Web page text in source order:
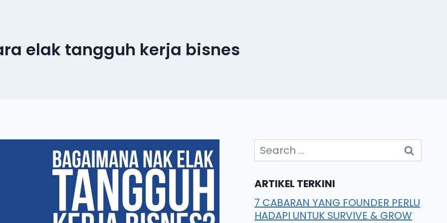
elak tangguh kerja bisnes
ARTIKEL TERKINI
7 CABARAN YANG FOUNDER PERLU
HADAPI UNTUK SURVIVE & GROW